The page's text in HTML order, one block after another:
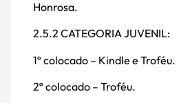
Honrosa.
2.5.2 CATEGORIA JUVENIL:
1º colocado – Kindle e Troféu.
2º colocado – Troféu.